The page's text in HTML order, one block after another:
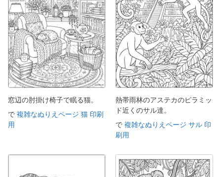
窓辺の肘掛け椅子で眠る猫。
で 複雑なぬりえページ 猫 印刷
用
熱帯雨林のアステカのピラミッ
ド近くのサル達。
で 複雑なぬりえページ サル 印
刷用